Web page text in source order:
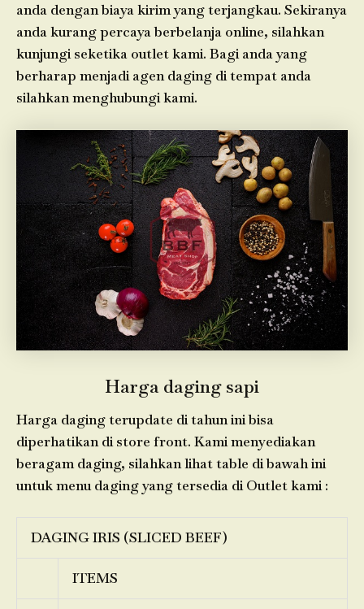
anda dengan biaya kirim yang terjangkau. Sekiranya
anda kurang percaya berbelanja online, silahkan
kunjungi seketika outlet kami. Bagi anda yang
berharap menjadi agen daging di tempat anda
silahkan menghubungi kami.
Harga daging sapi
Harga daging terupdate di tahun ini bisa
diperhatikan di store front. Kami menyediakan
beragam daging, silahkan lihat table di bawah ini
untuk menu daging yang tersedia di Outlet kami :
DAGING IRIS (SLICED BEEF)
ITEMS